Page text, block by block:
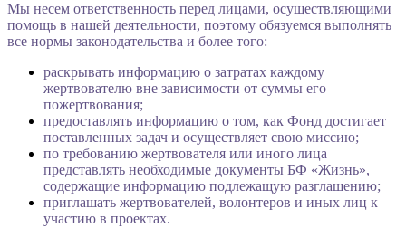
Мы несем ответственность перед лицами, осуществляющими
помощь в нашей деятельности, поэтому обязуемся выполнять
все нормы законодательства и более того:
раскрывать информацию о затратах каждому
жертвователю вне зависимости от суммы его
пожертвования;
предоставлять информацию о том, как Фонд достигает
поставленных задач и осуществляет свою миссию;
по требованию жертвователя или иного лица
представлять необходимые документы БФ «Жизнь»,
содержащие информацию подлежащую разглашению;
приглашать жертвователей, волонтеров и иных лиц к
участию в проектах.